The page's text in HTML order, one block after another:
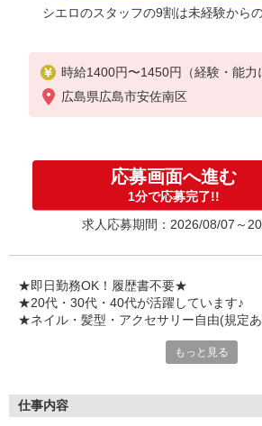
シエロのスタッフの9割は未経験から
時給1400円〜1450円（経験・能力
※残業代支給
★交通費別途支給（規定あり）
入社祝い金10万円支給(規定有)
お友達を紹介頂くと,
インセンティブ支給(規定有)
゜・。○。・゜+゜・。○。・゜+゜
広島県広島市安佐南区
応募画面へ進む
1分で応募完了!!
求人応募期間：2026/08/07～
★即日勤務OK！履歴書不要★
★20代・30代・40代が活躍しています♪
★ネイル・髪型・アクセサリー自由(規定
各キャリアの新機種が特別価格で購入OK！
もっと見る
仕事内容